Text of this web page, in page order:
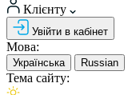
Клієнту
Увійти в кабінет
Мова:
Українська Russian
Тема сайту: